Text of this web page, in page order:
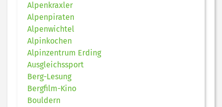
Alpenkraxler
Alpenpiraten
Alpenwichtel
Alpinkochen
Alpinzentrum Erding
Ausgleichssport
Berg-Lesung
Bergfilm-Kino
Bouldern